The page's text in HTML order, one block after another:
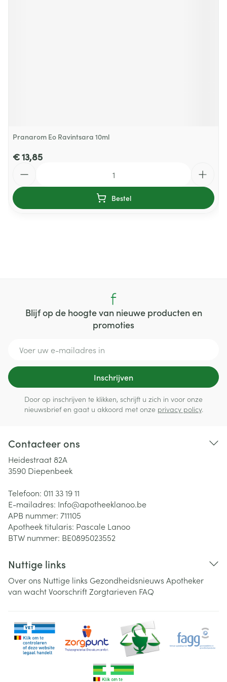
Pranarom Eo Ravintsara 10ml
€ 13,85
Bestel
Blijf op de hoogte van nieuwe producten en
promoties
Inschrijven
Door op inschrijven te klikken, schrijft u zich in voor onze
nieuwsbrief en gaat u akkoord met onze privacy policy.
Contacteer ons
Heidestraat 82A
3590 Diepenbeek
Telefoon: 011 33 19 11
E-mailadres: Info@apotheeklanoo.be
APB nummer: 711105
Apotheek titularis: Pascale Lanoo
BTW nummer: BE0895023552
Nuttige links
Over ons Nuttige links Gezondheidsnieuws Apotheker
van wachtVoorschriftZorgtarieven FAQ